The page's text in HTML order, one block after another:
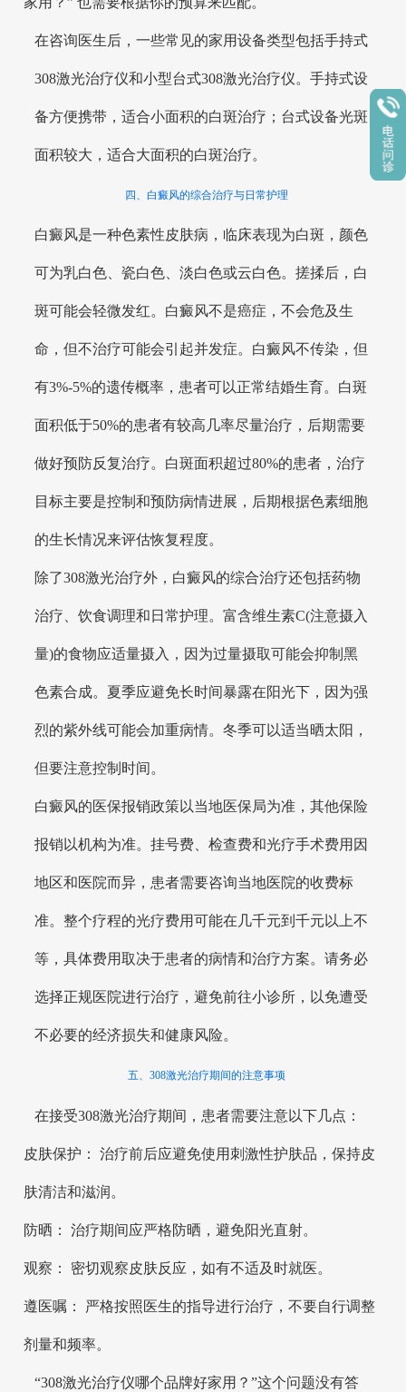
在咨询医生后，一些常见的家用设备类型包括手持式
308激光治疗仪和小型台式308激光治疗仪。手持式设
备方便携带，适合小面积的白斑治疗；台式设备光斑
面积较大，适合大面积的白斑治疗。
四、白癜风的综合治疗与日常护理
白癜风是一种色素性皮肤病，临床表现为白斑，颜色
可为乳白色、瓷白色、淡白色或云白色。搓揉后，白
斑可能会轻微发红。白癜风不是癌症，不会危及生
命，但不治疗可能会引起并发症。白癜风不传染，但
有3%-5%的遗传概率，患者可以正常结婚生育。白斑
面积低于50%的患者有较高几率尽量治疗，后期需要
做好预防反复治疗。白斑面积超过80%的患者，治疗
目标主要是控制和预防病情进展，后期根据色素细胞
的生长情况来评估恢复程度。
除了308激光治疗外，白癜风的综合治疗还包括药物
治疗、饮食调理和日常护理。富含维生素C(注意摄入
量)的食物应适量摄入，因为过量摄取可能会抑制黑
色素合成。夏季应避免长时间暴露在阳光下，因为强
烈的紫外线可能会加重病情。冬季可以适当晒太阳，
但要注意控制时间。
白癜风的医保报销政策以当地医保局为准，其他保险
报销以机构为准。挂号费、检查费和光疗手术费用因
地区和医院而异，患者需要咨询当地医院的收费标
准。整个疗程的光疗费用可能在几千元到千元以上不
等，具体费用取决于患者的病情和治疗方案。请务必
选择正规医院进行治疗，避免前往小诊所，以免遭受
不必要的经济损失和健康风险。
五、308激光治疗期间的注意事项
在接受308激光治疗期间，患者需要注意以下几点：
皮肤保护： 治疗前后应避免使用刺激性护肤品，保持皮
肤清洁和滋润。
防晒： 治疗期间应严格防晒，避免阳光直射。
观察： 密切观察皮肤反应，如有不适及时就医。
遵医嘱： 严格按照医生的指导进行治疗，不要自行调整
剂量和频率。
“308激光治疗仪哪个品牌好家用？”这个问题没有答